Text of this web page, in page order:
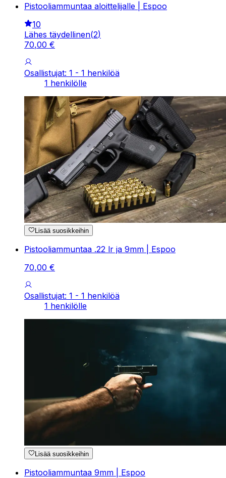
Pistooliammuntaa aloittelijalle | Espoo
10
Lähes täydellinen(2)
70,00 €
Osallistujat: 1 - 1 henkilöä
1 henkilölle
Lisää suosikkeihin
Pistooliammuntaa .22 lr ja 9mm | Espoo
70,00 €
Osallistujat: 1 - 1 henkilöä
1 henkilölle
Lisää suosikkeihin
Pistooliammuntaa 9mm | Espoo